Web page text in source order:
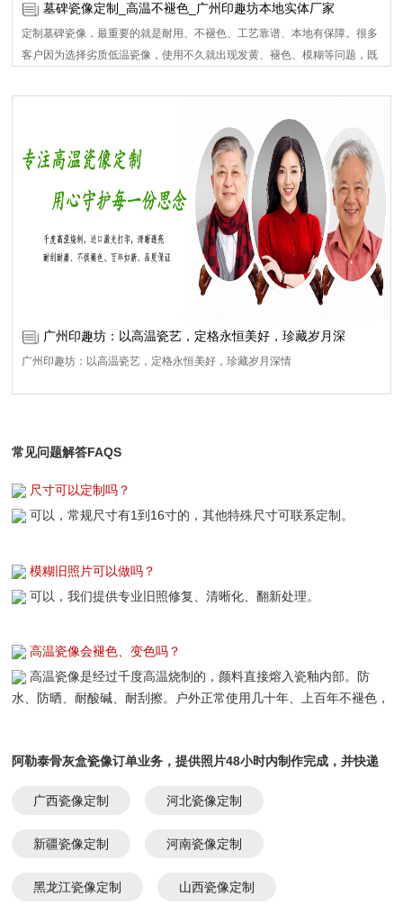
墓碑瓷像定制_高温不褪色_广州印趣坊本地实体厂家
定制墓碑瓷像，最重要的就是耐用、不褪色、工艺靠谱、本地有保障。很多
客户因为选择劣质低温瓷像，使用不久就出现发黄、褪色、模糊等问题，既
适合户外墓碑使用的高温烧制瓷像，采用千度高温釉中彩工艺，色彩深入瓷
质内部，不怕日晒、雨淋、风吹、霜冻，户外几十年不变色、不脱落、不模
广州印趣坊：以高温瓷艺，定格永恒美好，珍藏岁月深
广州印趣坊：以高温瓷艺，定格永恒美好，珍藏岁月深情
常见问题解答FAQS
尺寸可以定制吗？
可以，常规尺寸有1到16寸的，其他特殊尺寸可联系定制。
模糊旧照片可以做吗？
可以，我们提供专业旧照修复、清晰化、翻新处理。
高温瓷像会褪色、变色吗？
高温瓷像是经过千度高温烧制的，颜料直接熔入瓷釉内部。防
水、防晒、耐酸碱、耐刮擦。户外正常使用几十年、上百年不褪色，
阿勒泰骨灰盒瓷像订单业务，提供照片48小时内制作完成，并快递
广西瓷像定制 河北瓷像定制
新疆瓷像定制 河南瓷像定制
黑龙江瓷像定制 山西瓷像定制